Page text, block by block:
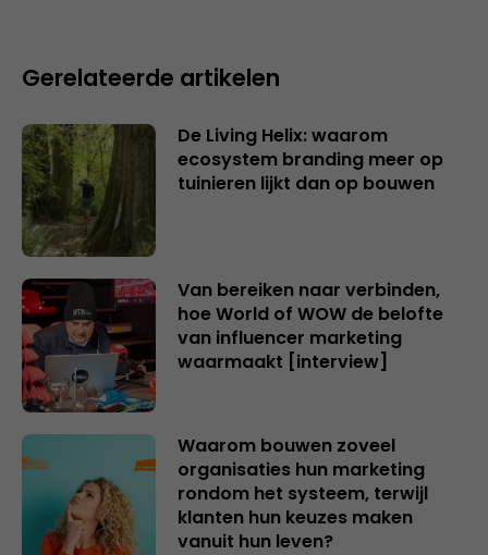
Gerelateerde artikelen
De Living Helix: waarom
ecosystem branding meer op
tuinieren lijkt dan op bouwen
Van bereiken naar verbinden,
hoe World of WOW de belofte
van influencer marketing
waarmaakt [interview]
Waarom bouwen zoveel
organisaties hun marketing
rondom het systeem, terwijl
klanten hun keuzes maken
vanuit hun leven?